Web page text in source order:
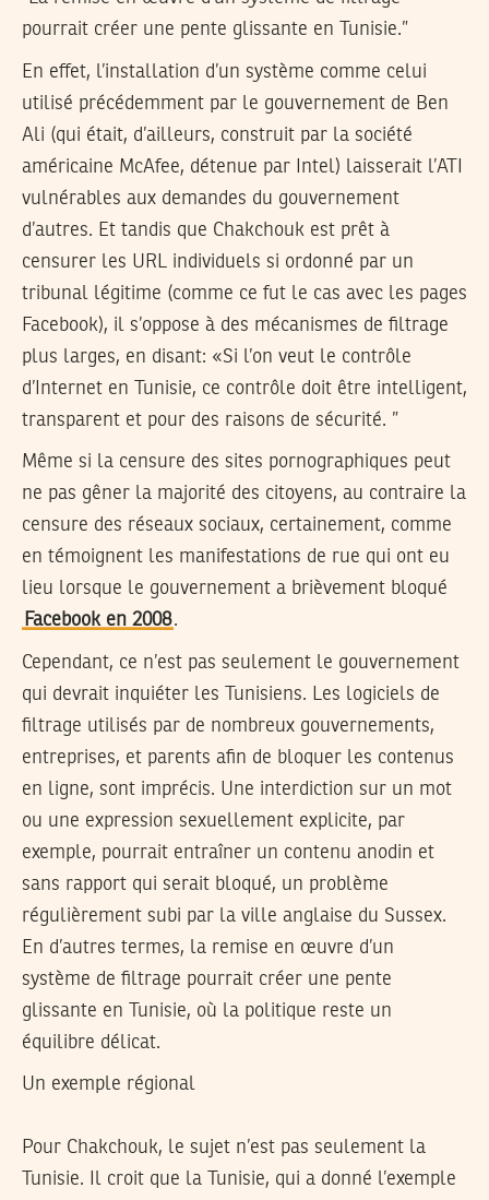
pourrait créer une pente glissante en Tunisie.”
En effet, l’installation d’un système comme celui
utilisé précédemment par le gouvernement de Ben
Ali (qui était, d’ailleurs, construit par la société
américaine McAfee, détenue par Intel) laisserait l’ATI
vulnérables aux demandes du gouvernement
d’autres. Et tandis que Chakchouk est prêt à
censurer les URL individuels si ordonné par un
tribunal légitime (comme ce fut le cas avec les pages
Facebook), il s’oppose à des mécanismes de filtrage
plus larges, en disant: «Si l’on veut le contrôle
d’Internet en Tunisie, ce contrôle doit être intelligent,
transparent et pour des raisons de sécurité. ”
Même si la censure des sites pornographiques peut
ne pas gêner la majorité des citoyens, au contraire la
censure des réseaux sociaux, certainement, comme
en témoignent les manifestations de rue qui ont eu
lieu lorsque le gouvernement a brièvement bloqué
Facebook en 2008.
Cependant, ce n’est pas seulement le gouvernement
qui devrait inquiéter les Tunisiens. Les logiciels de
filtrage utilisés par de nombreux gouvernements,
entreprises, et parents afin de bloquer les contenus
en ligne, sont imprécis. Une interdiction sur un mot
ou une expression sexuellement explicite, par
exemple, pourrait entraîner un contenu anodin et
sans rapport qui serait bloqué, un problème
régulièrement subi par la ville anglaise du Sussex.
En d’autres termes, la remise en œuvre d’un
système de filtrage pourrait créer une pente
glissante en Tunisie, où la politique reste un
équilibre délicat.
Un exemple régional
Pour Chakchouk, le sujet n’est pas seulement la
Tunisie. Il croit que la Tunisie, qui a donné l’exemple